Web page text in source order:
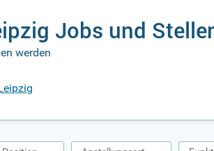
Jobs und
werden